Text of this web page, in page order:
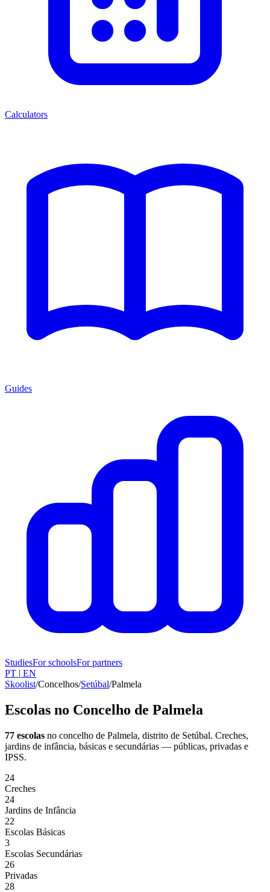
Calculators
Guides
StudiesFor schoolsFor partners
PT | EN
Skoolist/Concelhos/Setúbal/Palmela
Escolas no Concelho de Palmela
77 escolas no concelho de Palmela, distrito de Setúbal. Creches,
jardins de infância, básicas e secundárias — públicas, privadas e
IPSS.
24
Creches
24
Jardins de Infância
22
Escolas Básicas
3
Escolas Secundárias
26
Privadas
28